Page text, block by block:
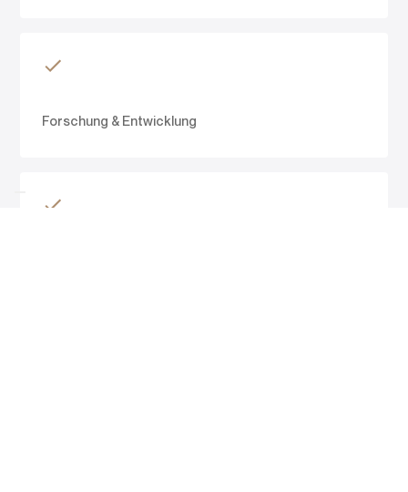
Forschung & Entwicklung